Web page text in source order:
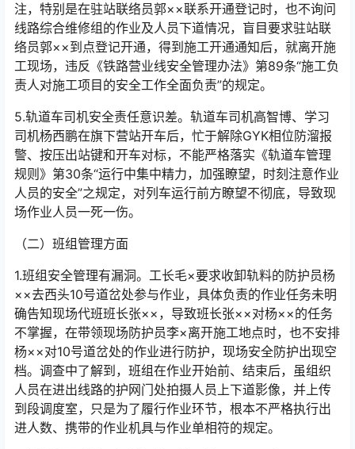
注，特别是在驻站联络员郭××联系开通登记时，也不询问
线路综合维修组的作业及人员下道情况，盲目要求驻站联
络员郭××到点登记开通，得到施工开通通知后，就离开施
工现场，违反《铁路营业线安全管理办法》第89条“施工负
责人对施工项目的安全工作全面负责”的规定。󠅅󠅃󠄵󠅂󠄪󠇖󠆨󠆨󠇕󠆞󠆒󠅬󠇘󠆭󠆘󠇙󠆝󠅵󠇗󠆭󠆁󠄐󠇗󠅹󠅸󠇖󠆍󠅳󠇖󠅹󠅰󠇖󠆌󠅹
5.轨道车司机安全责任意识差。轨道车司机高智博、学习
司机杨西鹏在旗下营站开车后，忙于解除GYK相位防溜报
警、按压出站键和开车对标，不能严格落实《轨道车管理
规则》第30条“运行中集中精力，加强瞭望，时刻注意作业
人员的安全”之规定，对列车运行前方瞭望不彻底，导致现
场作业人员一死一伤。󠅅󠅃󠄵󠅂󠄪󠇖󠆨󠆨󠇕󠆞󠆒󠅬󠇘󠆭󠆘󠇙󠆝󠅵󠇗󠆭󠆁󠄐󠇗󠅹󠅸󠇖󠆍󠅳󠇖󠅹󠅰󠇖󠆌󠅹
（二）班组管理方面
1.班组安全管理有漏洞。工长毛×要求收卸轨料的防护员杨
××去西头10号道岔处参与作业，具体负责的作业任务未明
确告知现场代班班长张××，导致班长张××对杨××的任务
不掌握，在带领现场防护员李×离开施工地点时，也不安排
杨××对10号道岔处的作业进行防护，现场安全防护出现空
档。调查中了解到，班组在作业开始前、结束后，虽组织
人员在进出线路的护网门处拍摄人员上下道影像，并上传
到段调度室，只是为了履行作业环节，根本不严格执行出
进人数、携带的作业机具与作业单相符的规定。󠅅󠅃󠄵󠅂󠄪󠇖󠆨󠆨󠇕󠆞󠆒󠅬󠇘󠆭󠆘󠇙󠆝󠅵󠇗󠆭󠆁󠄐󠇗󠅹󠅸󠇖󠆍󠅳󠇖󠅹󠅰󠇖󠆌󠅹